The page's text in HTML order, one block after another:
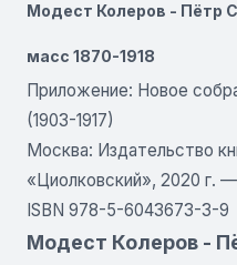
Модест Колеров - Пётр
масс 1870-1918
Приложение: Новое
(1903-1917)
Москва: Издательство
«Циолковский», 2020 г.
ISBN 978-5-6043673-3-9
Модест Колеров -